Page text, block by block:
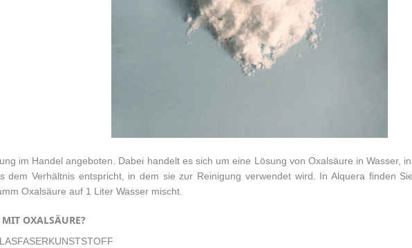
im Handel angeboten. Dabei handelt es sich um eine Lösung von Oxalsäure in Wasser,
dem Verhältnis entspricht, in dem sie zur Reinigung verwendet wird. In Alquera finden Sie
Oxalsäure auf 1 Liter Wasser mischt.
OXALSÄURE?